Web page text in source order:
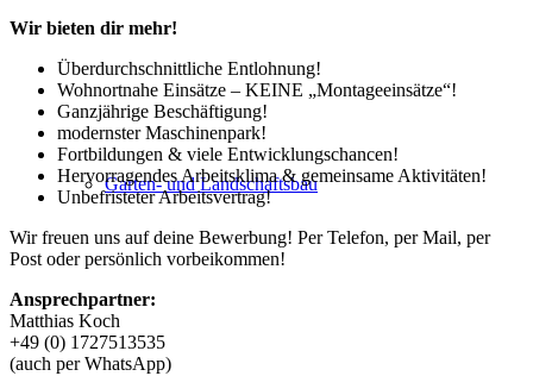
Garten- und Landschaftsbau
Wir bieten dir mehr!
Überdurchschnittliche Entlohnung!
Wohnortnahe Einsätze – KEINE „Montageeinsätze“!
Ganzjährige Beschäftigung!
modernster Maschinenpark!
Fortbildungen & viele Entwicklungschancen!
Hervorragendes Arbeitsklima & gemeinsame Aktivitäten!
Unbefristeter Arbeitsvertrag!
Wir freuen uns auf deine Bewerbung! Per Telefon, per Mail, per
Post oder persönlich vorbeikommen!
Ansprechpartner:
Matthias Koch
+49 (0) 1727513535
(auch per WhatsApp)